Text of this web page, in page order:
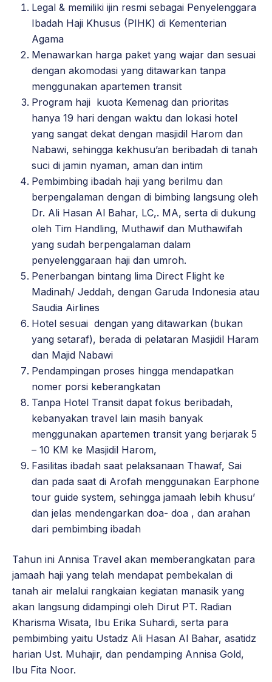
Legal & memiliki ijin resmi sebagai Penyelenggara
Ibadah Haji Khusus (PIHK) di Kementerian
Agama
Menawarkan harga paket yang wajar dan sesuai
dengan akomodasi yang ditawarkan tanpa
menggunakan apartemen transit
Program haji kuota Kemenag dan prioritas
hanya 19 hari dengan waktu dan lokasi hotel
yang sangat dekat dengan masjidil Harom dan
Nabawi, sehingga kekhusu’an beribadah di tanah
suci di jamin nyaman, aman dan intim
Pembimbing ibadah haji yang berilmu dan
berpengalaman dengan di bimbing langsung oleh
Dr. Ali Hasan Al Bahar, LC,. MA, serta di dukung
oleh Tim Handling, Muthawif dan Muthawifah
yang sudah berpengalaman dalam
penyelenggaraan haji dan umroh.
Penerbangan bintang lima Direct Flight ke
Madinah/ Jeddah, dengan Garuda Indonesia atau
Saudia Airlines
Hotel sesuai dengan yang ditawarkan (bukan
yang setaraf), berada di pelataran Masjidil Haram
dan Majid Nabawi
Pendampingan proses hingga mendapatkan
nomer porsi keberangkatan
Tanpa Hotel Transit dapat fokus beribadah,
kebanyakan travel lain masih banyak
menggunakan apartemen transit yang berjarak 5
– 10 KM ke Masjidil Harom,
Fasilitas ibadah saat pelaksanaan Thawaf, Sai
dan pada saat di Arofah menggunakan Earphone
tour guide system, sehingga jamaah lebih khusu’
dan jelas mendengarkan doa- doa , dan arahan
dari pembimbing ibadah
Tahun ini Annisa Travel akan memberangkatan para
jamaah haji yang telah mendapat pembekalan di
tanah air melalui rangkaian kegiatan manasik yang
akan langsung didampingi oleh Dirut PT. Radian
Kharisma Wisata, Ibu Erika Suhardi, serta para
pembimbing yaitu Ustadz Ali Hasan Al Bahar, asatidz
harian Ust. Muhajir, dan pendamping Annisa Gold,
Ibu Fita Noor.